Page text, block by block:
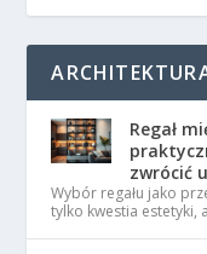
Regał
zwrócić
Wybór regału jako
tylko kwestia estetyki,